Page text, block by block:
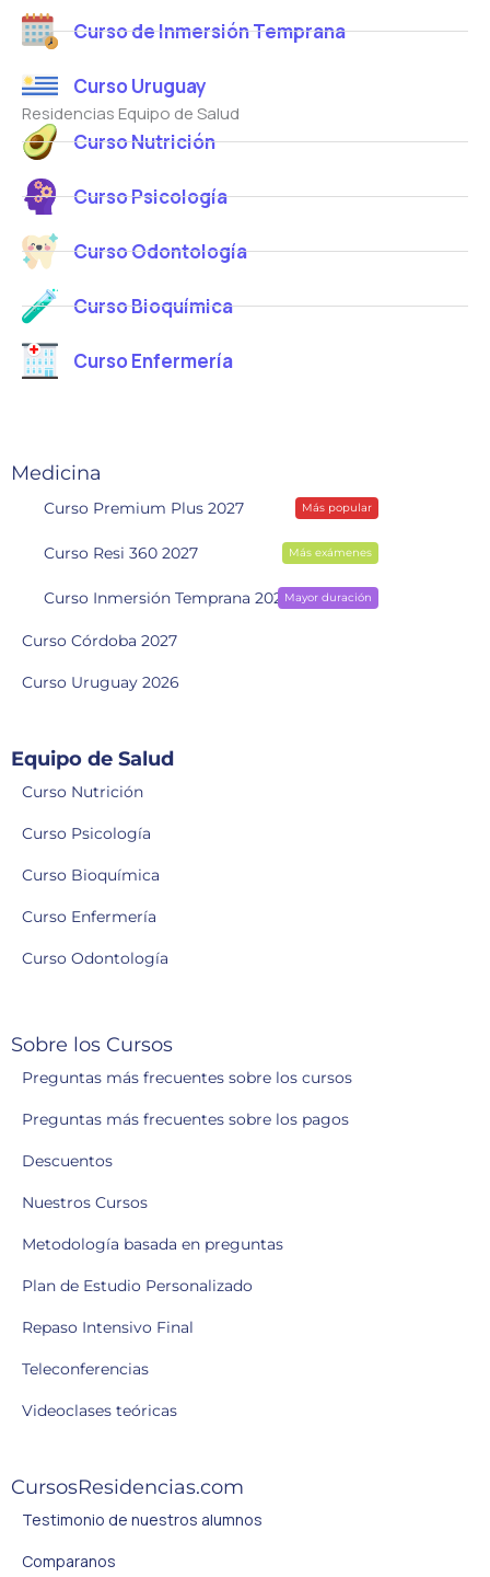
Curso de Inmersión Temprana
Curso Uruguay
Residencias Equipo de Salud
Curso Nutrición
Curso Psicología
Curso Odontología
Curso Bioquímica
Curso Enfermería
Medicina
Curso Premium Plus 2027 Más popular
Curso Resi 360 2027 Más exámenes
Curso Inmersión Temprana 2028Mayor duración
Curso Córdoba 2027
Curso Uruguay 2026
Equipo de Salud
Curso Nutrición
Curso Psicología
Curso Bioquímica
Curso Enfermería
Curso Odontología
Sobre los Cursos
Preguntas más frecuentes sobre los cursos
Preguntas más frecuentes sobre los pagos
Descuentos
Nuestros Cursos
Metodología basada en preguntas
Plan de Estudio Personalizado
Repaso Intensivo Final
Teleconferencias
Videoclases teóricas
CursosResidencias.com
Testimonio de nuestros alumnos
Comparanos